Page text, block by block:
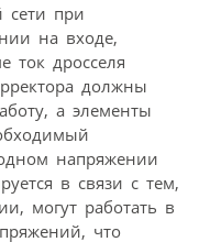
сети при
на входе,
ток дросселя
должны
а элементы
напряжении
в связи с тем,
могут работать в
что